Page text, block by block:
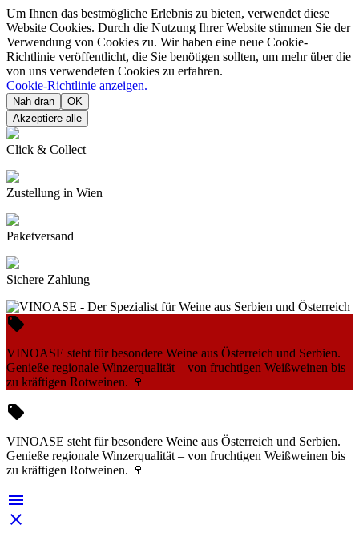
Um Ihnen das bestmögliche Erlebnis zu bieten, verwendet diese
Website Cookies. Durch die Nutzung Ihrer Website stimmen Sie der
Verwendung von Cookies zu. Wir haben eine neue Cookie-
Richtlinie veröffentlicht, die Sie benötigen sollten, um mehr über die
von uns verwendeten Cookies zu erfahren.
Cookie-Richtlinie anzeigen.
Nah dran
OK
Akzeptiere alle
Click & Collect
Zustellung in Wien
Paketversand
Sichere Zahlung

VINOASE steht für besondere Weine aus Österreich und Serbien.
Genieße regionale Winzerqualität – von fruchtigen Weißweinen bis
zu kräftigen Rotweinen. 🍷

VINOASE steht für besondere Weine aus Österreich und Serbien.
Genieße regionale Winzerqualität – von fruchtigen Weißweinen bis
zu kräftigen Rotweinen. 🍷

